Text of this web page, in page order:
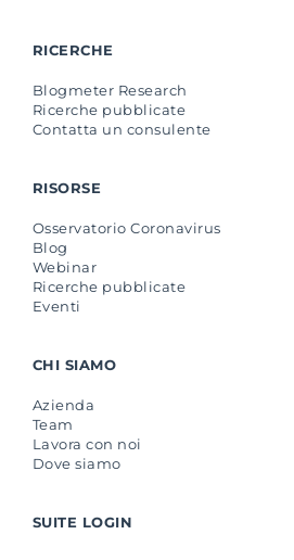
RICERCHE
Blogmeter Research
Ricerche pubblicate
Contatta un consulente
RISORSE
Osservatorio Coronavirus
Blog
Webinar
Ricerche pubblicate
Eventi
CHI SIAMO
Azienda
Team
Lavora con noi
Dove siamo
SUITE LOGIN